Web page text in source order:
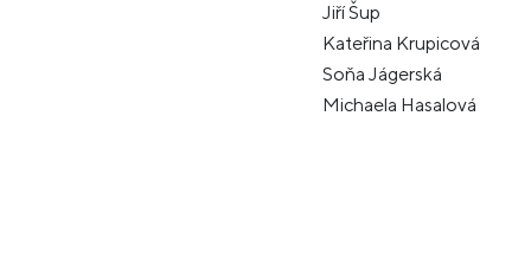
Jiří Šup
Kateřina Krupicová
Soňa Jágerská
Michaela Hasalová